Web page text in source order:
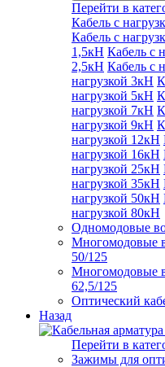
Перейти в
Кабель с
Кабель с
1,5кН Кабель с
2,5кН Кабель с
нагрузкой 3кН
нагрузкой 5кН
нагрузкой 7кН
нагрузкой 9кН
нагрузкой 12кН
нагрузкой 16кН
нагрузкой 25кН
нагрузкой 35кН
нагрузкой 50кН
нагрузкой 80кН
Одномодовые
Многомодовые
50/125
Многомодовые
62,5/125
Оптический
Назад
Перейти в
Зажимы для